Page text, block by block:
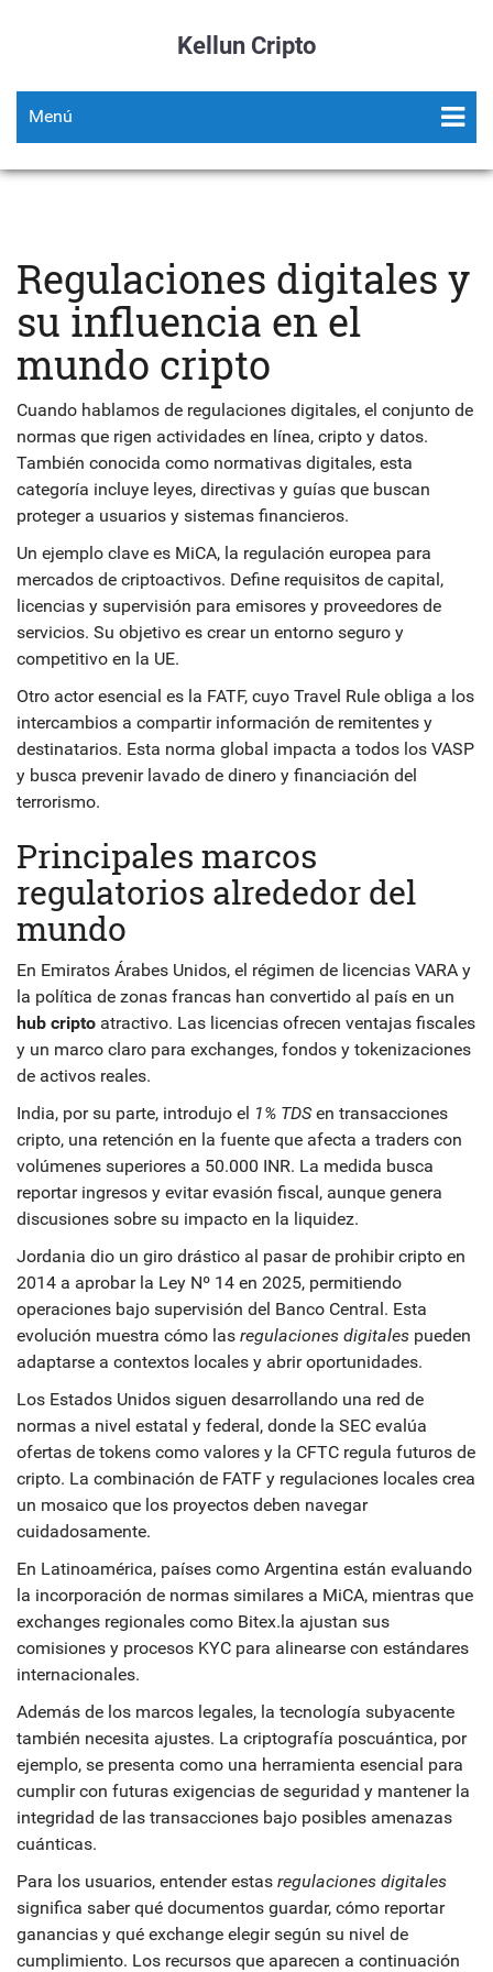
Kellun Cripto
Menú
Regulaciones digitales y
su influencia en el
mundo cripto
Cuando hablamos de regulaciones digitales, el conjunto de
normas que rigen actividades en línea, cripto y datos.
También conocida como normativas digitales, esta
categoría incluye leyes, directivas y guías que buscan
proteger a usuarios y sistemas financieros.
Un ejemplo clave es MiCA, la regulación europea para
mercados de criptoactivos. Define requisitos de capital,
licencias y supervisión para emisores y proveedores de
servicios. Su objetivo es crear un entorno seguro y
competitivo en la UE.
Otro actor esencial es la FATF, cuyo Travel Rule obliga a los
intercambios a compartir información de remitentes y
destinatarios. Esta norma global impacta a todos los VASP
y busca prevenir lavado de dinero y financiación del
terrorismo.
Principales marcos
regulatorios alrededor del
mundo
En Emiratos Árabes Unidos, el régimen de licencias VARA y
la política de zonas francas han convertido al país en un
hub cripto atractivo. Las licencias ofrecen ventajas fiscales
y un marco claro para exchanges, fondos y tokenizaciones
de activos reales.
India, por su parte, introdujo el 1% TDSen transacciones
cripto, una retención en la fuente que afecta a traders con
volúmenes superiores a 50.000 INR. La medida busca
reportar ingresos y evitar evasión fiscal, aunque genera
discusiones sobre su impacto en la liquidez.
Jordania dio un giro drástico al pasar de prohibir cripto en
2014 a aprobar la Ley Nº 14 en 2025, permitiendo
operaciones bajo supervisión del Banco Central. Esta
evolución muestra cómo las regulaciones digitales pueden
adaptarse a contextos locales y abrir oportunidades.
Los Estados Unidos siguen desarrollando una red de
normas a nivel estatal y federal, donde la SEC evalúa
ofertas de tokens como valores y la CFTC regula futuros de
cripto. La combinación de FATF y regulaciones locales crea
un mosaico que los proyectos deben navegar
cuidadosamente.
En Latinoamérica, países como Argentina están evaluando
la incorporación de normas similares a MiCA, mientras que
exchanges regionales como Bitex.la ajustan sus
comisiones y procesos KYC para alinearse con estándares
internacionales.
Además de los marcos legales, la tecnología subyacente
también necesita ajustes. La criptografía poscuántica, por
ejemplo, se presenta como una herramienta esencial para
cumplir con futuras exigencias de seguridad y mantener la
integridad de las transacciones bajo posibles amenazas
cuánticas.
Para los usuarios, entender estas regulaciones digitales
significa saber qué documentos guardar, cómo reportar
ganancias y qué exchange elegir según su nivel de
cumplimiento. Los recursos que aparecen a continuación